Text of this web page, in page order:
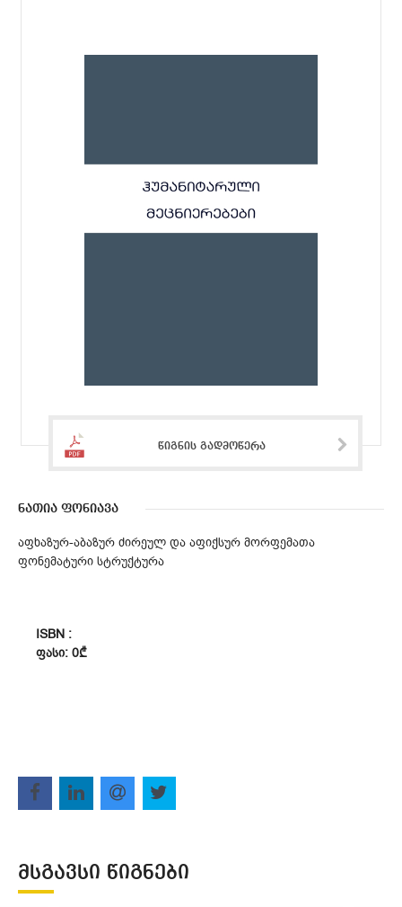
წიგნის გადმოწერა
ნათია ფონიავა
აფხაზურ-აბაზურ ძირეულ და აფიქსურ მორფემათა
ფონემატური სტრუქტურა
ISBN :
ᲤᲐᲡᲘ: 0₾
ᲛᲡᲒᲐᲕᲡᲘ ᲬᲘᲒᲜᲔᲑᲘ